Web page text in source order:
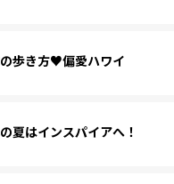
歩き方♥偏愛ハワイ
夏はインスパイアへ！